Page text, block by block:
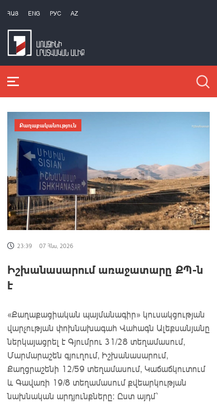
ՀԱՅ ENG РУС AZ
Քաղաքականություն
23:39 07 Հնս, 2026
Իշխանասարում առաջատարը ՔՊ-ն
է
«Քաղաքացիական պայմանագիր» կուսակցության
վարչության փոխնախագահ Վահագն Ալեքսանյանը
ներկայացրել է Գյումրու 31/28 տեղամասում,
Մարմարաշեն գյուղում, Իշխանասարում,
Քաղցրաշենի 12/59 տեղամասում, Կաճաճկուտում
և Գավառի 19/8 տեղամասում քվեարկության
նախնական արդյունքները: Ըստ այդմ՝